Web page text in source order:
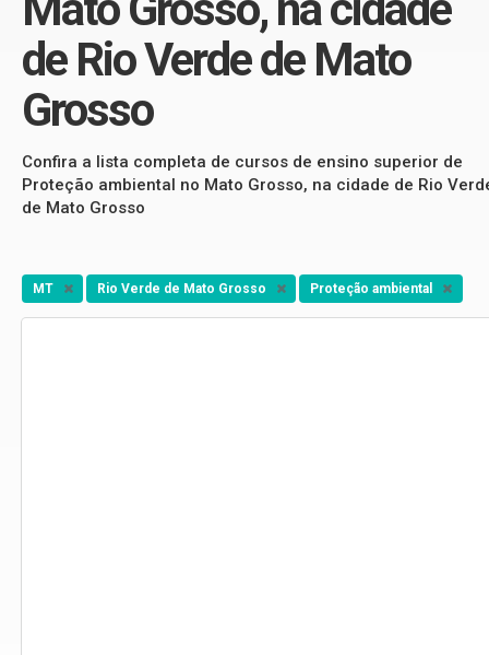
de Rio Verde de Mato
Grosso
Confira a lista completa de cursos de ensino superior de
Proteção ambiental no Mato Grosso, na cidade de Rio
de Mato Grosso
MT Rio Verde de Mato Grosso Proteção ambiental